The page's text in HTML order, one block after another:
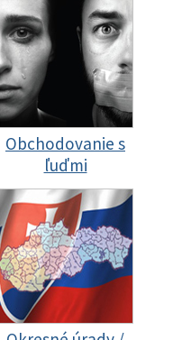
Obchodovanie s
ľuďmi